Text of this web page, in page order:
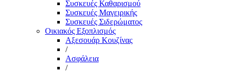
Συσκευές Καθαρισμού
Συσκευές Μαγειρικής
Συσκευές Σιδερώματος
Οικιακός Εξοπλισμός
Αξεσουάρ Κουζίνας
/
Ασφάλεια
/